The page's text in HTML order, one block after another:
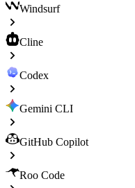
Windsurf
Cline
Codex
Gemini CLI
GitHub Copilot
Roo Code